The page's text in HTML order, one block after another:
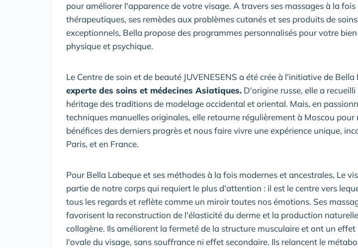
pour améliorer l'apparence de votre visage. A travers ses massages à la
thérapeutiques, ses remèdes aux problèmes cutanés et ses produits de soins
exceptionnels, Bella propose des programmes personnalisés pour votre
physique et psychique.
Le Centre de soin et de beauté JUVENESENS a été crée à l'initiative de Bella
experte des soins et médecines Asiatiques. D'origine russe, elle a
héritage des traditions de modelage occidental et oriental. Mais, en
techniques manuelles originales, elle retourne régulièrement à Moscou pour
bénéfices des derniers progrès et nous faire vivre une expérience unique,
Paris, et en France.
Pour Bella Labeque et ses méthodes à la fois modernes et ancestrales, Le
partie de notre corps qui requiert le plus d'attention : il est le centre vers
tous les regards et reflète comme un miroir toutes nos émotions. Ses
favorisent la reconstruction de l'élasticité du derme et la production
collagène. Ils améliorent la fermeté de la structure musculaire et ont un effet
l'ovale du visage, sans souffrance ni effet secondaire. Ils relancent le